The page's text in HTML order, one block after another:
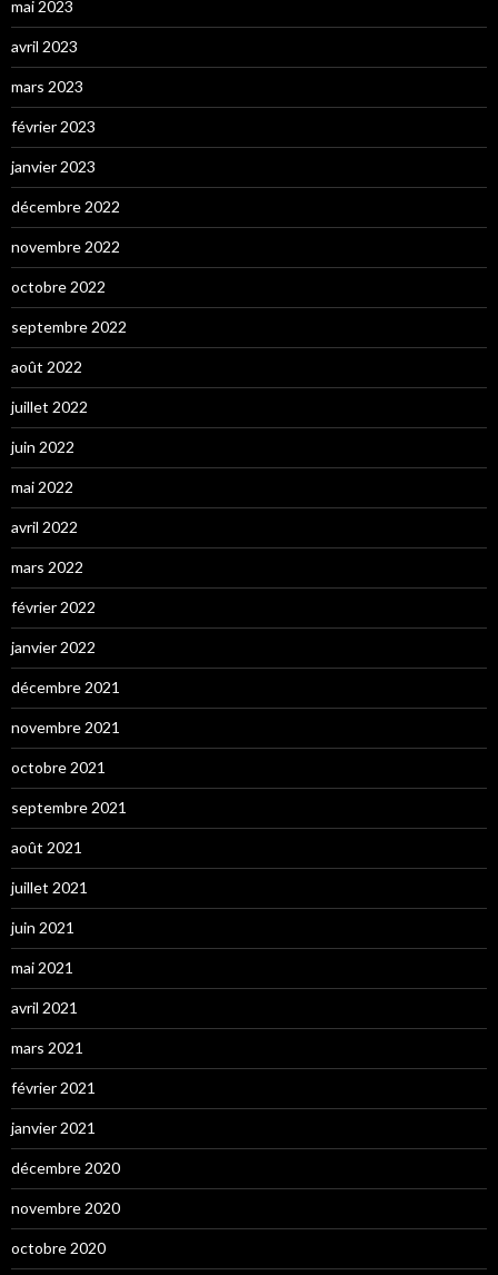
mai 2023
avril 2023
mars 2023
février 2023
janvier 2023
décembre 2022
novembre 2022
octobre 2022
septembre 2022
août 2022
juillet 2022
juin 2022
mai 2022
avril 2022
mars 2022
février 2022
janvier 2022
décembre 2021
novembre 2021
octobre 2021
septembre 2021
août 2021
juillet 2021
juin 2021
mai 2021
avril 2021
mars 2021
février 2021
janvier 2021
décembre 2020
novembre 2020
octobre 2020